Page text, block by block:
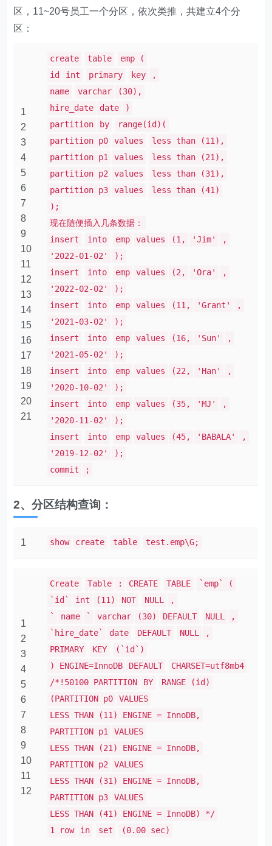
区，11~20号员工一个分区，依次类推，共建立4个分
区：
1
2
3
4
5
6
7
8
9
10
11
12
13
14
15
16
17
18
19
20
21
create table
emp (
id
int primary key
,
name
varchar
(30),
hire_date
date
)
partition
by
range(id)(
partition p0
values
less than (11),
partition p1
values
less than (21),
partition p2
values
less than (31),
partition p3
values
less than (41)
);
现在随便插入几条数据：
insert
into emp values (1, 'Jim'
,
'2022-01-02'
);
insert
into emp values (2, 'Ora'
,
'2022-02-02'
);
insert
into emp values (11, 'Grant'
,
'2021-03-02'
);
insert
into emp values (16, 'Sun'
,
'2021-05-02'
);
insert
into emp values (22, 'Han'
,
'2020-10-02'
);
insert
into emp values (35, 'MJ'
,
'2020-11-02'
);
insert
into emp values (45, 'BABALA'
,
'2019-12-02'
);
commit
;
2、分区结构查询：
1 show create table test.emp\G;
1
2
3
4
5
6
7
8
9
10
11
12
Create Table : CREATE TABLE
`emp` (
`id`
int (11) NOT NULL
,
`
name ` varchar (30) DEFAULT NULL
,
`hire_date`
date DEFAULT NULL
,
PRIMARY
KEY
(`id`)
) ENGINE=InnoDB
DEFAULT
CHARSET=utf8mb4
/*!50100 PARTITION
BY
RANGE (id)
(PARTITION p0
VALUES
LESS THAN (11) ENGINE = InnoDB,
PARTITION p1
VALUES
LESS THAN (21) ENGINE = InnoDB,
PARTITION p2
VALUES
LESS THAN (31) ENGINE = InnoDB,
PARTITION p3
VALUES
LESS THAN (41) ENGINE = InnoDB) */
1 row
in set (0.00 sec)